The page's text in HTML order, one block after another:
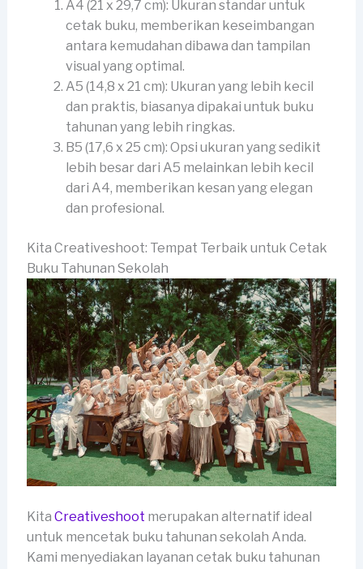
A4 (21 x 29,7 cm): Ukuran standar untuk
cetak buku, memberikan keseimbangan
antara kemudahan dibawa dan tampilan
visual yang optimal.
A5 (14,8 x 21 cm): Ukuran yang lebih kecil
dan praktis, biasanya dipakai untuk buku
tahunan yang lebih ringkas.
B5 (17,6 x 25 cm): Opsi ukuran yang sedikit
lebih besar dari A5 melainkan lebih kecil
dari A4, memberikan kesan yang elegan
dan profesional.
Kita Creativeshoot: Tempat Terbaik untuk Cetak
Buku Tahunan Sekolah
Kita Creativeshoot merupakan alternatif ideal
untuk mencetak buku tahunan sekolah Anda.
Kami menyediakan layanan cetak buku tahunan